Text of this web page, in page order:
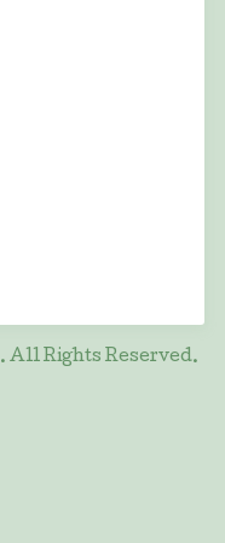
. All Rights Reserved.